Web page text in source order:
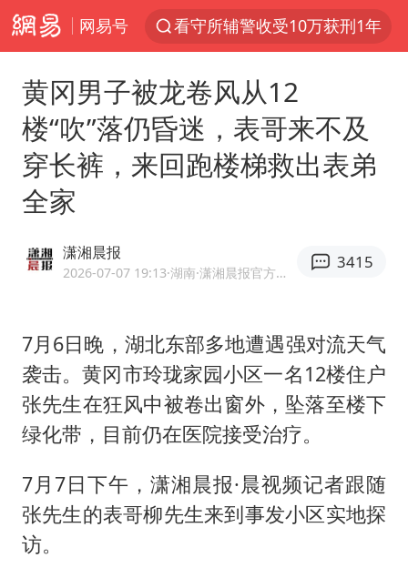
网易号
看守所辅警收受10万获刑1年
多地要求领导干部带头休假
U17国足1分钟轰2球
今年已有4位周星驰电影配角去世
房主任回应争议
宇树科技王兴兴身家有望超200亿元
中国养老床位“三连降”
哪吒汽车南宁工厂设备降价20%拍卖
奋进开新局 实干挑大梁
黄冈男子被龙卷风从12
楼“吹”落仍昏迷，表哥来不及
穿长裤，来回跑楼梯救出表弟
全家
潇湘晨报
2026-07-07 19:13·湖南 ·潇湘晨报官方网易号
3415
7月6日晚，湖北东部多地遭遇强对流天气
袭击。黄冈市玲珑家园小区一名12楼住户
张先生在狂风中被卷出窗外，坠落至楼下
绿化带，目前仍在医院接受治疗。
7月7日下午，潇湘晨报·晨视频记者跟随
张先生的表哥柳先生来到事发小区实地探
访。